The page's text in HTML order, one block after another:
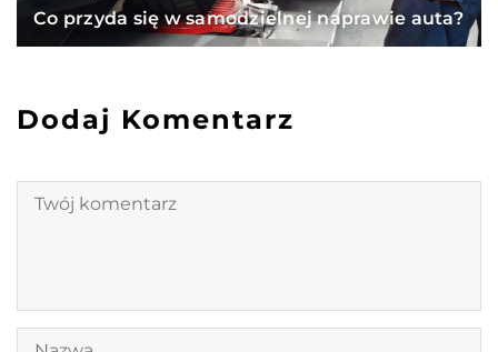
Co przyda się w samodzielnej naprawie auta?
Dodaj Komentarz